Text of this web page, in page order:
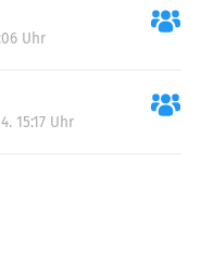
Uhr
15:17 Uhr